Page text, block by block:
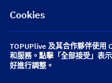
[email protected]
[email protected]
關注我們
Cookies
TOPUPlive 及其合作夥伴使用
和服務。點擊「全部接受」表
好進行調整。